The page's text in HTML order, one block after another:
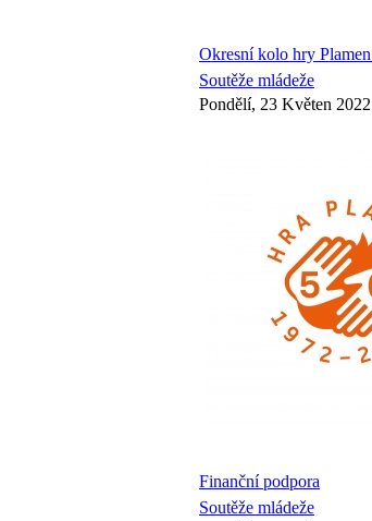
Okresní kolo hry
Soutěže mládeže
Pondělí, 23 Květen
Finanční podpora
Soutěže mládeže